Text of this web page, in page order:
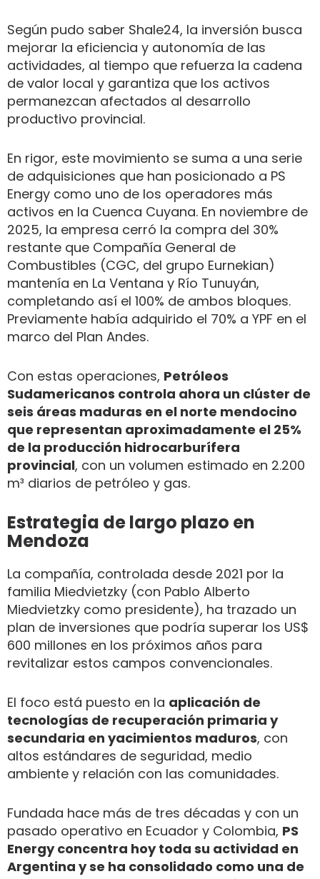
Según pudo saber Shale24, la inversión busca
mejorar la eficiencia y autonomía de las
actividades, al tiempo que refuerza la cadena
de valor local y garantiza que los activos
permanezcan afectados al desarrollo
productivo provincial.
En rigor, este movimiento se suma a una serie
de adquisiciones que han posicionado a PS
Energy como uno de los operadores más
activos en la Cuenca Cuyana. En noviembre de
2025, la empresa cerró la compra del 30%
restante que Compañía General de
Combustibles (CGC, del grupo Eurnekian)
mantenía en La Ventana y Río Tunuyán,
completando así el 100% de ambos bloques.
Previamente había adquirido el 70% a YPF en el
marco del Plan Andes.
Con estas operaciones, Petróleos
Sudamericanos controla ahora un clúster de
seis áreas maduras en el norte mendocino
que representan aproximadamente el 25%
de la producción hidrocarburífera
provincial, con un volumen estimado en 2.200
m³ diarios de petróleo y gas.
Estrategia de largo plazo en
Mendoza
La compañía, controlada desde 2021 por la
familia Miedvietzky (con Pablo Alberto
Miedvietzky como presidente), ha trazado un
plan de inversiones que podría superar los US$
600 millones en los próximos años para
revitalizar estos campos convencionales.
El foco está puesto en la aplicación de
tecnologías de recuperación primaria y
secundaria en yacimientos maduros, con
altos estándares de seguridad, medio
ambiente y relación con las comunidades.
Fundada hace más de tres décadas y con un
pasado operativo en Ecuador y Colombia, PS
Energy concentra hoy toda su actividad en
Argentina y se ha consolidado como una de